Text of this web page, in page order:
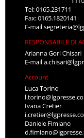
Tel: 0165.231711
Fax: 0165.1820141
E-mail
RESPONSABILE DI
Arianna Gori Chisari
E-mail
Account
Luca Torino
Ivana Cretier
Daniele Fimiano